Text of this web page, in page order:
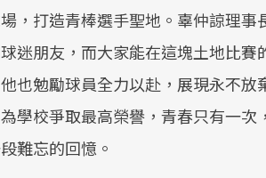
，打造青棒選手聖地。辜仲諒理
迷朋友，而大家能在這塊土地比
也勉勵球員全力以赴，展現永不
學校爭取最高榮譽，青春只有一
難忘的回憶。